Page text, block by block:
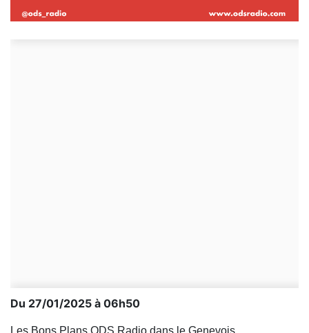
Du 27/01/2025 à 06h50
Les Bons Plans ODS Radio dans le Genevois